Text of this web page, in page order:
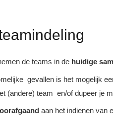
de teams in de huidige
gevallen is het mogelijk
(andere) team en/of dupeer je
aan het indienen van